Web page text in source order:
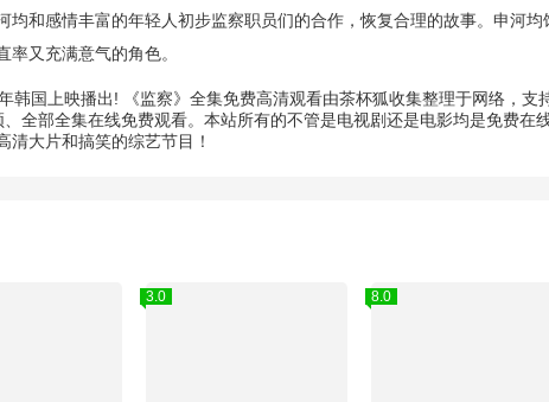
感情丰富的年轻人初步监察职员们的合作，恢复合理的故事。申河均
又充满意气的角色。
韩国上映播出! 《监察》全集免费高清观看由茶杯狐收集整理于网络，支
全部全集在线免费观看。本站所有的不管是电视剧还是电影均是免费在
大片和搞笑的综艺节目！
3.0 8.0